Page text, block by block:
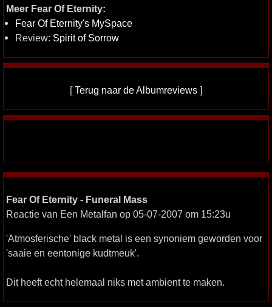
Meer Fear Of Eternity:
Fear Of Eternity's MySpace
Review: Spirit of Sorrow
[Terug naar de Albumreviews ]
Fear Of Eternity - Funeral Mass
Reactie van Een Metalfan op 05-07-2007 om 15:23u
'Atmosferische' black metal is een synoniem geworden voor
'saaie en eentonige kudtmeuk'.
Dit heeft echt helemaal niks met ambient te maken.